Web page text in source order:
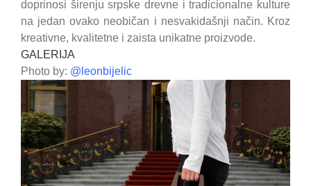
doprinosi širenju srpske drevne i tradicionalne kulture
na jedan ovako neobičan i nesvakidašnji način. Kroz
kreativne, kvalitetne i zaista unikatne proizvode.
GALERIJA
Photo by: @leonbijelic